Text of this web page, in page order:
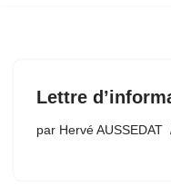
Lettre
par Hervé AUSSEDAT